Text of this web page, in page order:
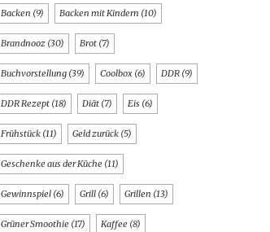
Backen (9) Backen mit Kindern (10)
Brandnooz (30) Brot (7)
Buchvorstellung (39) Coolbox (6) DDR (9)
DDR Rezept (18) Diät (7) Eis (6)
Frühstück (11) Geld zurück (5)
Geschenke aus der Küche (11)
Gewinnspiel (6) Grill (6) Grillen (13)
Grüner Smoothie (17) Kaffee (8)